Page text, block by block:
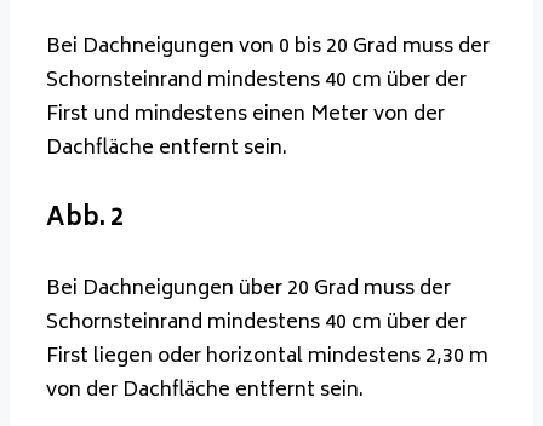
Bei Dachneigungen von 0 bis 20 Grad muss der
Schornsteinrand mindestens 40 cm über der
First und mindestens einen Meter von der
Dachfläche entfernt sein.
Abb. 2
Bei Dachneigungen über 20 Grad muss der
Schornsteinrand mindestens 40 cm über der
First liegen oder horizontal mindestens 2,30 m
von der Dachfläche entfernt sein.